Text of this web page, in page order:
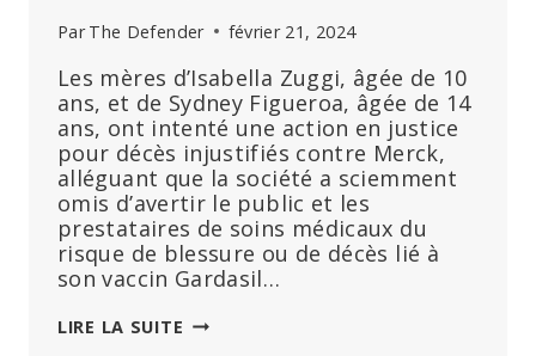
Par The Defender février 21, 2024
Les mères d’Isabella Zuggi, âgée de 10
ans, et de Sydney Figueroa, âgée de 14
ans, ont intenté une action en justice
pour décès injustifiés contre Merck,
alléguant que la société a sciemment
omis d’avertir le public et les
prestataires de soins médicaux du
risque de blessure ou de décès lié à
son vaccin Gardasil…
LIRE LA SUITE LES